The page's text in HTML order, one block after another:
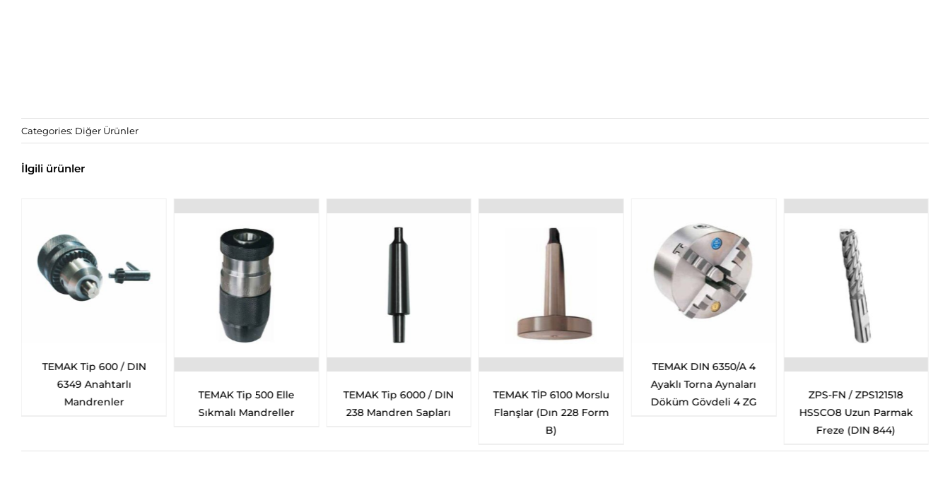
Categories: Diğer Ürünler
İlgili ürünler
TEMAK Tip 600 / DIN
6349 Anahtarlı
Mandrenler
TEMAK Tip 500 Elle
Sıkmalı Mandreller
TEMAK Tip 6000 / DIN
238 Mandren Sapları
TEMAK TİP 6100 Morslu
Flanşlar (Dın 228 Form
B)
TEMAK DIN 6350/A 4
Ayaklı Torna Aynaları
Döküm Gövdeli 4 ZG
ZPS-FN / ZPS121518
HSSCO8 Uzun Parmak
Freze (DIN 844)